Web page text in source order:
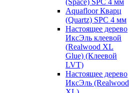
(Space) SPC 4 мм
Aquafloor Кварц
(Quartz) SPC 4 мм
Настоящее дерево
ИксЭль клеевой
(Realwood XL
Glue) (Клеевой
LVT)
Настоящее дерево
ИксЭль (Realwood